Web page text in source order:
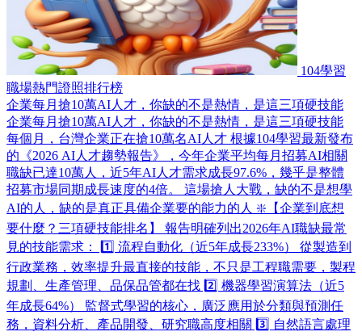
104學習
職場熱門證照排行榜
企業每月搶10萬AI人才，你缺的不是熱情，是這三項硬技能
企業每月搶10萬AI人才，你缺的不是熱情，是這三項硬技能
每個月，台灣企業正在搶10萬名AI人才 根據104學習最新發布
的《2026 AI人才趨勢報告》，今年企業平均每月招募AI相關
職缺已達10萬人，近5年AI人才需求成長97.6%，幾乎是整體
招募市場同期成長速度的4倍。 這場搶人大戰，缺的不是想學
AI的人，缺的是真正具備企業要的能力的人 ❇️【企業到底想
要什麼？三項硬技能排名】 報告明確列出2026年AI職缺最常
見的技能需求： 1️⃣ 流程自動化（近5年成長233%） 從製造到
行政業務，效率提升最直接的技能，不只是工程職需要，製程
規劃、生產管理、品保品管都在找 2️⃣ 機器學習演算法（近5
年成長64%） 監督式學習的核心，廣泛應用於分類與預測任
務，資料分析、產品開發、研究職高度相關 3️⃣ 自然語言處理